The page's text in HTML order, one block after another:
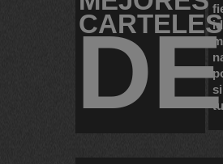
CARTELES
DE